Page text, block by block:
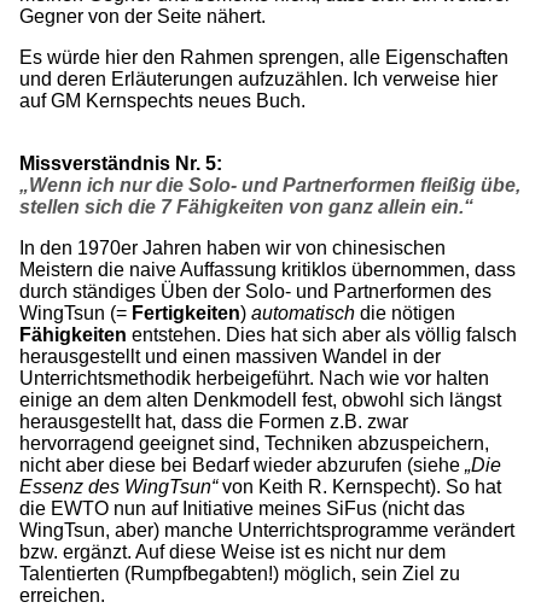
Gegner von der Seite nähert.
Es würde hier den Rahmen sprengen, alle Eigenschaften
und deren Erläuterungen aufzuzählen. Ich verweise hier
auf GM Kernspechts neues Buch.
Missverständnis Nr. 5:
„Wenn ich nur die Solo- und Partnerformen fleißig übe,
stellen sich die 7 Fähigkeiten von ganz allein ein.“
In den 1970er Jahren haben wir von chinesischen
Meistern die naive Auffassung kritiklos übernommen, dass
durch ständiges Üben der Solo- und Partnerformen des
WingTsun (= Fertigkeiten) automatisch die nötigen
Fähigkeiten entstehen. Dies hat sich aber als völlig falsch
herausgestellt und einen massiven Wandel in der
Unterrichtsmethodik herbeigeführt. Nach wie vor halten
einige an dem alten Denkmodell fest, obwohl sich längst
herausgestellt hat, dass die Formen z.B. zwar
hervorragend geeignet sind, Techniken abzuspeichern,
nicht aber diese bei Bedarf wieder abzurufen (siehe „Die
Essenz des WingTsun“von Keith R. Kernspecht). So hat
die EWTO nun auf Initiative meines SiFus (nicht das
WingTsun, aber) manche Unterrichtsprogramme verändert
bzw. ergänzt. Auf diese Weise ist es nicht nur dem
Talentierten (Rumpfbegabten!) möglich, sein Ziel zu
erreichen.